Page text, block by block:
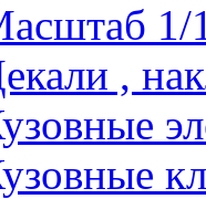
1/
,